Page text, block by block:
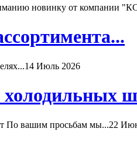
новинку от компании
14 Июль 2026
По вашим просьбам мы...22